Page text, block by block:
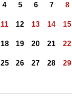
4 5 6 7 8
11 12 13 14 15
18 19 20 21 22
25 26 27 28 29